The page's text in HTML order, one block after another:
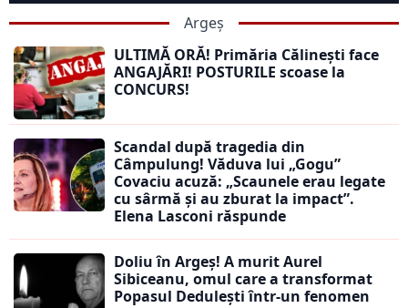
Argeș
ULTIMĂ ORĂ! Primăria Călinești face
ANGAJĂRI! POSTURILE scoase la
CONCURS!
Scandal după tragedia din
Câmpulung! Văduva lui „Gogu”
Covaciu acuză: „Scaunele erau legate
cu sârmă și au zburat la impact”.
Elena Lasconi răspunde
Doliu în Argeș! A murit Aurel
Sibiceanu, omul care a transformat
Popasul Dedulești într-un fenomen